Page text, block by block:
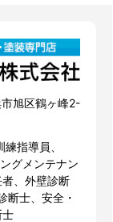
旭区鶴ヶ峰2-
指導員、
グメンテナン
、外壁診断
断士、安全・
士